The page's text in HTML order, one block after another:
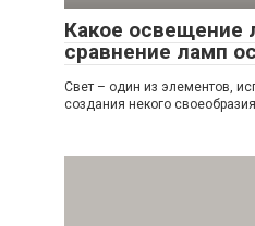
Какое освещение
cравнение ламп
Свет – один из элементов,
создания некого